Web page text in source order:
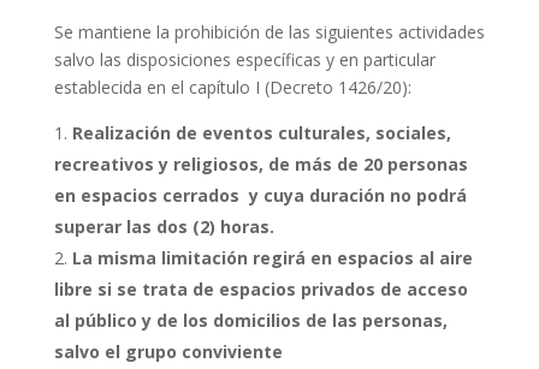
Se mantiene la prohibición de las siguientes actividades
salvo las disposiciones específicas y en particular
establecida en el capítulo I (Decreto 1426/20):
Realización de eventos culturales, sociales,
recreativos y religiosos, de más de 20 personas
en espacios cerrados y cuya duración no podrá
superar las dos (2) horas.
La misma limitación regirá en espacios al aire
libre si se trata de espacios privados de acceso
al público y de los domicilios de las personas,
salvo el grupo conviviente